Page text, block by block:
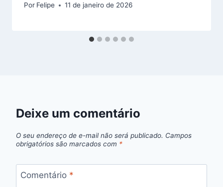
Por Felipe 11 de janeiro de 2026
Deixe um comentário
O seu endereço de e-mail não será publicado. Campos
obrigatórios são marcados com *
Comentário *